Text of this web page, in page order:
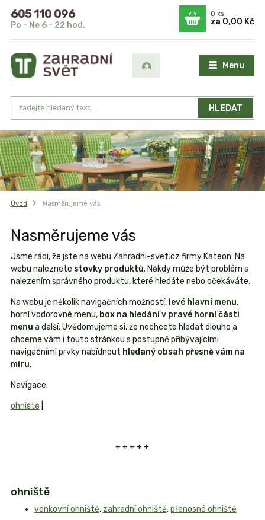
Menu
HLEDAT
605 110 096
Po - Ne 6 - 22 hod.
0ks
za 0,00 Kč
Úvod Nasměrujeme vás
Nasměrujeme vás
Jsme rádi, že jste na webu Zahradni-svet.cz firmy Kateon. Na
webu naleznete stovky produktů. Někdy může být problém s
nalezením správného produktu, které hledáte nebo očekáváte.
Na webu je několik navigačních možností: levé hlavní menu,
horní vodorovné menu, box na hledání v pravé horní části
menu a další. Uvědomujeme si, že nechcete hledat dlouho a
chceme vám i touto stránkou s postupně přibývajícími
navigačními prvky nabídnout hledaný obsah přesně vám na
míru.
Navigace:
ohniště|
+ + + + +
ohniště
venkovní ohniště, zahradní ohniště,přenosné ohniště